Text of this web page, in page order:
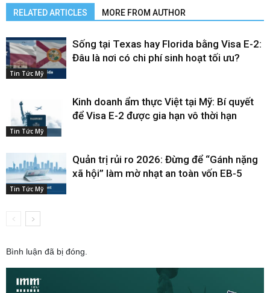
RELATED ARTICLES MORE FROM AUTHOR
Tin Tức Mỹ
Sống tại Texas hay Florida bằng Visa E-2:
Đâu là nơi có chi phí sinh hoạt tối ưu?
Tin Tức Mỹ
Kinh doanh ẩm thực Việt tại Mỹ: Bí quyết
để Visa E-2 được gia hạn vô thời hạn
Tin Tức Mỹ
Quản trị rủi ro 2026: Đừng để “Gánh nặng
xã hội” làm mờ nhạt an toàn vốn EB-5
Bình luận đã bị đóng.